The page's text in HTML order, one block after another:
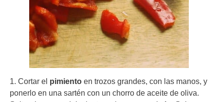
1. Cortar el pimiento en trozos grandes, con las manos, y
ponerlo en una sartén con un chorro de aceite de oliva.